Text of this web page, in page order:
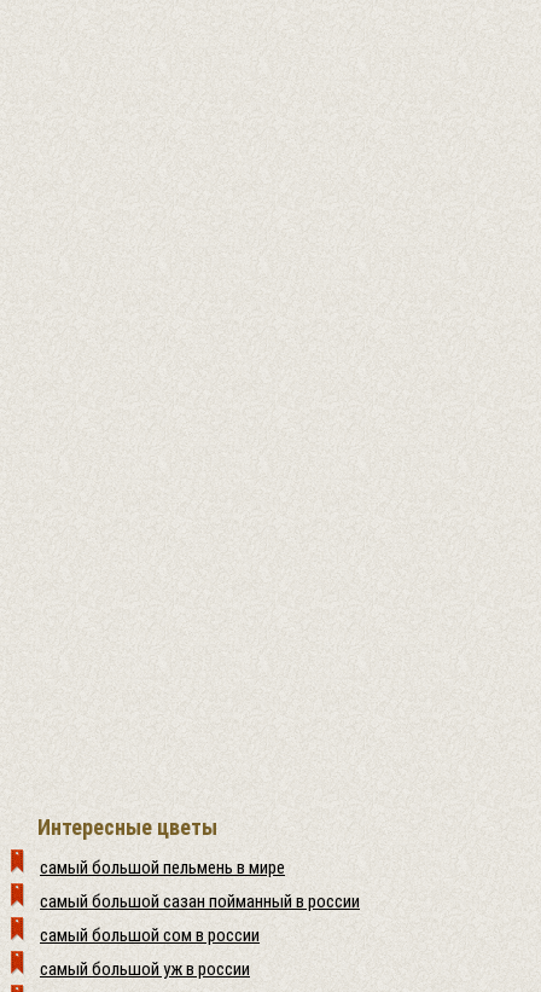
Интересные цветы
самый большой пельмень в мире
самый большой сазан пойманный в россии
самый большой сом в россии
самый большой уж в россии